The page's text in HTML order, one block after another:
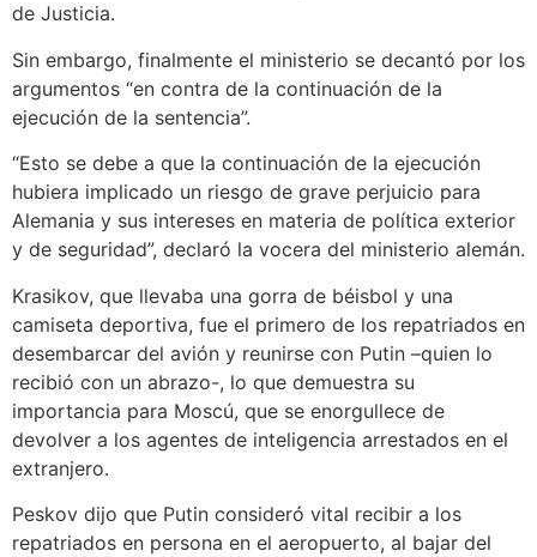
de Justicia.
Sin embargo, finalmente el ministerio se decantó por los
argumentos “en contra de la continuación de la
ejecución de la sentencia”.
“Esto se debe a que la continuación de la ejecución
hubiera implicado un riesgo de grave perjuicio para
Alemania y sus intereses en materia de política exterior
y de seguridad”, declaró la vocera del ministerio alemán.
Krasikov, que llevaba una gorra de béisbol y una
camiseta deportiva, fue el primero de los repatriados en
desembarcar del avión y reunirse con Putin –quien lo
recibió con un abrazo-, lo que demuestra su
importancia para Moscú, que se enorgullece de
devolver a los agentes de inteligencia arrestados en el
extranjero.
Peskov dijo que Putin consideró vital recibir a los
repatriados en persona en el aeropuerto, al bajar del